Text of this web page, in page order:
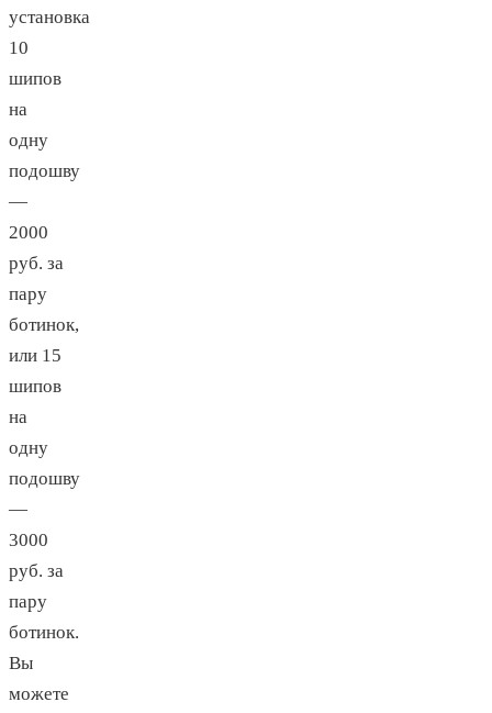
установка
10
шипов
на
одну
подошву
—
2000
руб. за
пару
ботинок,
или 15
шипов
на
одну
подошву
—
3000
руб. за
пару
ботинок.
Вы
можете